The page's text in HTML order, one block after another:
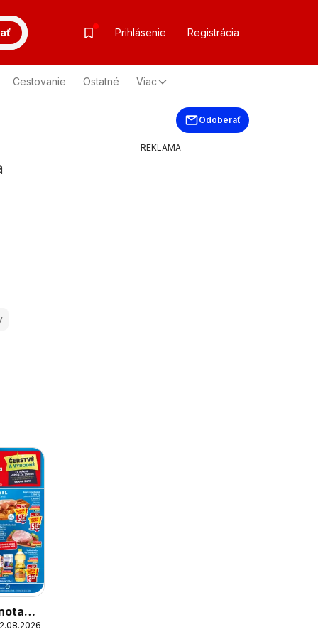
Prihlásenie Registrácia
Cestovanie Ostatné Viac
Odoberať
REKLAMA